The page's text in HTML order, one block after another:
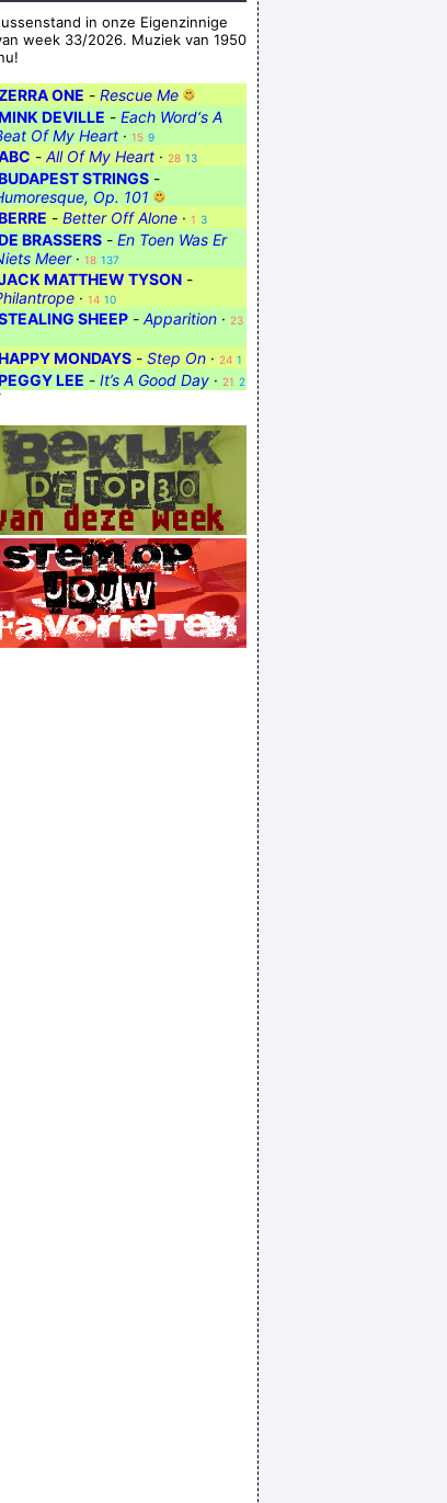
in onze Eigenzinnige
week 33/2026. Muziek van 1950
ONE - Rescue Me
DEVILLE - Each Word‘s A
Of My Heart · 15 9
- All Of My Heart · 28 13
STRINGS -
Op. 101
- Better Off Alone · 1 3
BRASSERS - En Toen Was Er
Meer· 18 137
MATTHEW TYSON -
· 14 10
SHEEP - Apparition · 23
MONDAYS - Step On · 24 1
LEE - It’s A Good Day · 21 2